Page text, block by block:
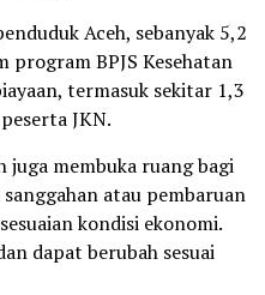
Aceh, sebanyak 5,2
BPJS Kesehatan
termasuk sekitar 1,3
JKN.
juga membuka ruang bagi
atau pembaruan
kondisi ekonomi.
dapat berubah sesuai